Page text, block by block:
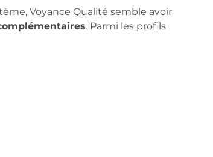
Voyance Qualité semble avoir
. Parmi les profils